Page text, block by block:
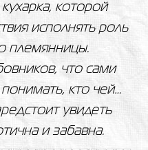
которой
исполнять роль
племянницы.
что сами
кто чей…
увидеть
и забавна.